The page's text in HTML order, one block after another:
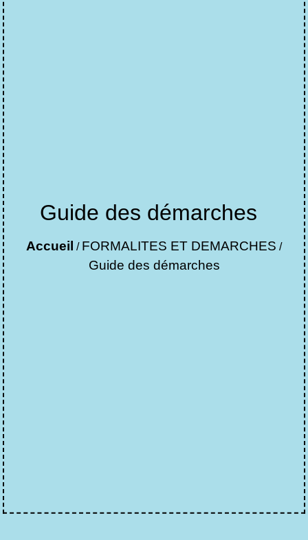
Guide des démarches
Accueil / FORMALITES ET DEMARCHES /
Guide des démarches